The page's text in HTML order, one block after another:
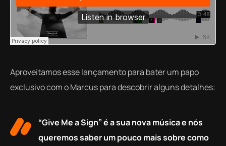
Aproveitamos esse lançamento para bater um papo
exclusivo com o Marcus para descobrir alguns detalhes:
“Give Me a Sign” é a sua nova música e nós
queremos saber um pouco mais sobre como